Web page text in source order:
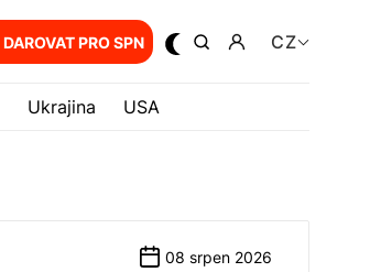
DAROVAT PRO SPN CZ
Ukrajina USA
08 srpen 2026